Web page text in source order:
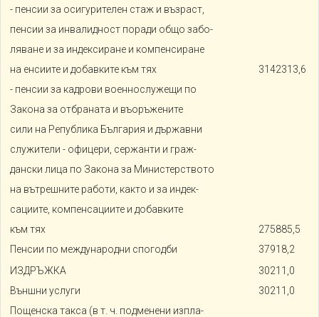
- пенсии за осигурителен стаж и възраст,
пенсии за инвалидност поради общо забо-
ляване и за индексиране и компенсиране
на енсиите и добавките към тях
3142313,6
- пенсии за кадрови военнослужещи по
Закона за отбраната и въоръжените
сили на Република България и държавни
служители - офицери, сержанти и граж-
дански лица по Закона за Министерството
на вътрешните работи, както и за индек-
сациите, компенсациите и добавките
към тях
275885,5
Пенсии по международни спогодби
37918,2
ИЗДРЪЖКА
30211,0
Външни услуги
30211,0
Пощенска такса (в т. ч. подменени изпла-